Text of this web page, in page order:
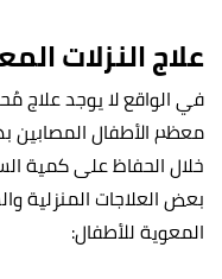
علاج النزلات
في الواقع لا يوجد علاج
معظم الأطفال المصابين
خلال الحفاظ على كمية
بعض العلاجات المنزلية
المعوية للأطفال: